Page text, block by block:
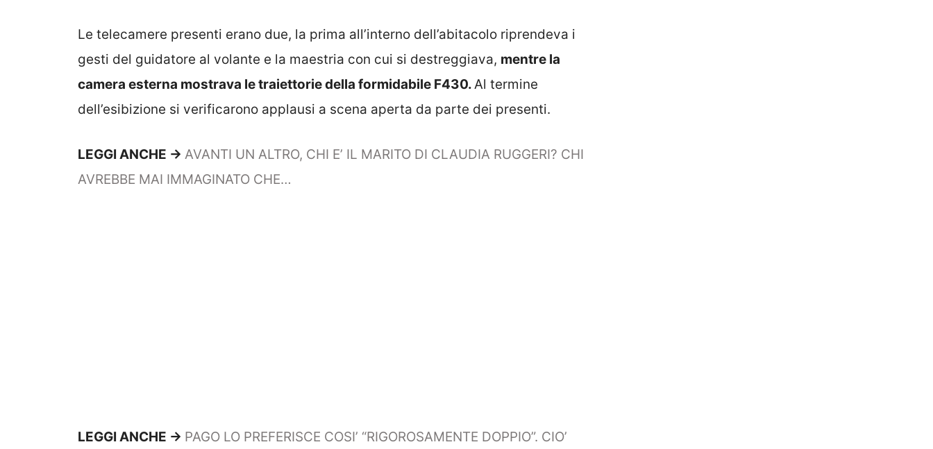
Le telecamere presenti erano due, la prima all’interno dell’abitacolo riprendeva i
gesti del guidatore al volante e la maestria con cui si destreggiava, mentre la
camera esterna mostrava le traiettorie della formidabile F430.Al termine
dell’esibizione si verificarono applausi a scena aperta da parte dei presenti.
LEGGI ANCHE -> AVANTI UN ALTRO, CHI E’ IL MARITO DI CLAUDIA RUGGERI? CHI
AVREBBE MAI IMMAGINATO CHE…
LEGGI ANCHE -> PAGO LO PREFERISCE COSI’ “RIGOROSAMENTE DOPPIO”. CIO’